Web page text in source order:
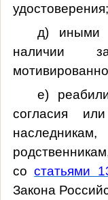
удостоверения;
д) иными
наличии
е)
согласия
состатьями
Закона